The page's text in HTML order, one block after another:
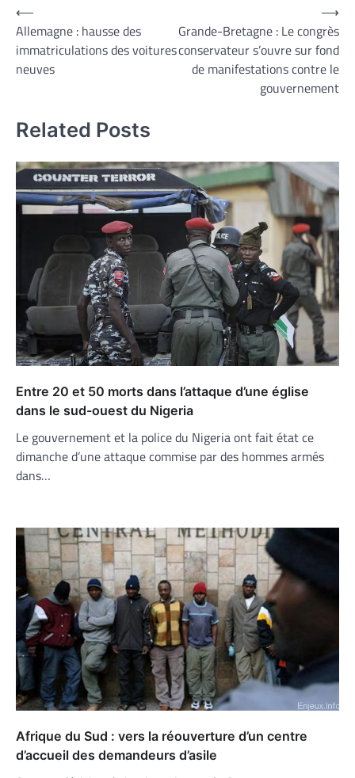
Navigation
de
l’article
⟵
Allemagne : hausse des
immatriculations des voitures
neuves
Grande-Bretagne : Le congrès
conservateur s’ouvre sur fond
de manifestations contre le
gouvernement
⟶
Related Posts
Entre 20 et 50 morts dans l’attaque d’une église
dans le sud-ouest du Nigeria
Le gouvernement et la police du Nigeria ont fait état ce
dimanche d’une attaque commise par des hommes armés
dans…
Afrique du Sud : vers la réouverture d’un centre
d’accueil des demandeurs d’asile